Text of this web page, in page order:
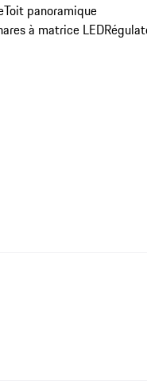
Toit panoramique
à matrice LED